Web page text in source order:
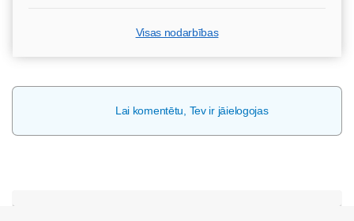
Visas nodarbības
Lai komentētu, Tev ir jāielogojas